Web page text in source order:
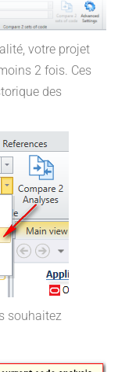
votre projet
2 fois. Ces
des
souhaitez